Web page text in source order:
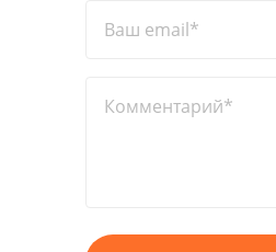
Ваш email*
Комментарий*